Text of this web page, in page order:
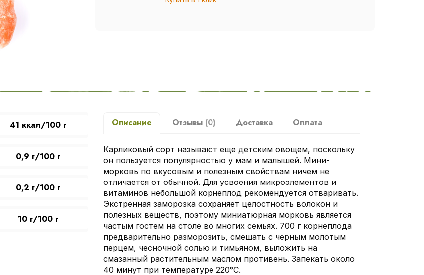
41 ккал/100 г
0,9 г/100 г
0,2 г/100 г
10 г/100 г
Описание Отзывы (0) Доставка Оплата
Карликовый сорт называют еще детским овощем, поскольку
он пользуется популярностью у мам и малышей. Мини-
морковь по вкусовым и полезным свойствам ничем не
отличается от обычной. Для усвоения микроэлементов и
витаминов небольшой корнеплод рекомендуется отваривать.
Экстренная заморозка сохраняет целостность волокон и
полезных веществ, поэтому миниатюрная морковь является
частым гостем на столе во многих семьях. 700 г корнеплода
предварительно разморозить, смешать с черным молотым
перцем, чесночной солью и тимьяном, выложить на
смазанный растительным маслом противень. Запекать около
40 минут при температуре 220°С.